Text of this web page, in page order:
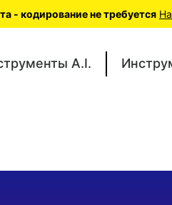
A.I.
- кодирование не требуется